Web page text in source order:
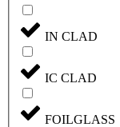
IN CLAD
IC CLAD
FOILGLASS